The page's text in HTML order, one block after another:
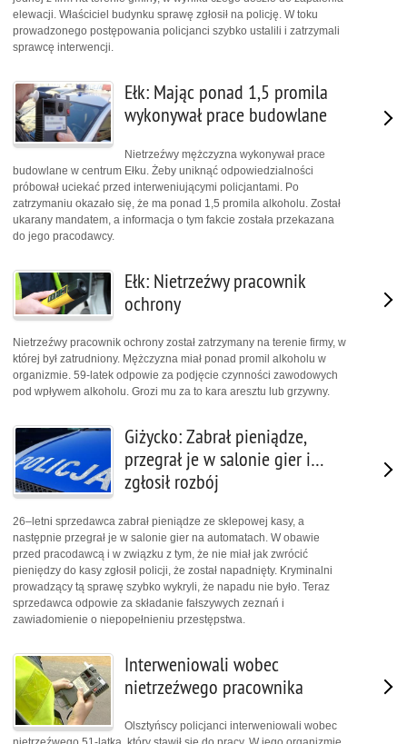
elewacji. Właściciel budynku sprawę zgłosił na policję. W toku
prowadzonego postępowania policjanci szybko ustalili i zatrzymali
sprawcę interwencji.
Ełk: Mając ponad 1,5 promila
wykonywał prace budowlane
Nietrzeźwy mężczyzna wykonywał prace
budowlane w centrum Ełku. Żeby uniknąć odpowiedzialności
próbował uciekać przed interweniującymi policjantami. Po
zatrzymaniu okazało się, że ma ponad 1,5 promila alkoholu. Został
ukarany mandatem, a informacja o tym fakcie została przekazana
do jego pracodawcy.
Ełk: Nietrzeźwy pracownik
ochrony
Nietrzeźwy pracownik ochrony został zatrzymany na terenie firmy, w
której był zatrudniony. Mężczyzna miał ponad promil alkoholu w
organizmie. 59-latek odpowie za podjęcie czynności zawodowych
pod wpływem alkoholu. Grozi mu za to kara aresztu lub grzywny.
Giżycko: Zabrał pieniądze,
przegrał je w salonie gier i…
zgłosił rozbój
26–letni sprzedawca zabrał pieniądze ze sklepowej kasy, a
następnie przegrał je w salonie gier na automatach. W obawie
przed pracodawcą i w związku z tym, że nie miał jak zwrócić
pieniędzy do kasy zgłosił policji, że został napadnięty. Kryminalni
prowadzący tą sprawę szybko wykryli, że napadu nie było. Teraz
sprzedawca odpowie za składanie fałszywych zeznań i
zawiadomienie o niepopełnieniu przestępstwa.
Interweniowali wobec
nietrzeźwego pracownika
Olsztyńscy policjanci interweniowali wobec